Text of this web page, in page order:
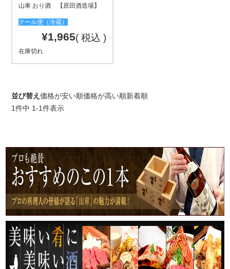
山車 おり酒 【原田酒造場】
クール便（冷蔵）
¥1,965 税込
在庫切れ
並び替え 価格が安い順価格が高い順新着順
1件中 1-1件表示